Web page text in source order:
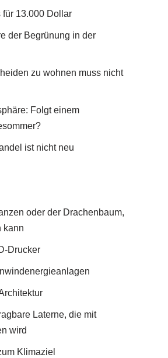
für 13.000 Dollar
der Begrünung in der
zu wohnen muss nicht
Folgt einem
ist nicht neu
oder der Drachenbaum,
kann
Drucker
Laterne, die mit
wird
Klimaziel